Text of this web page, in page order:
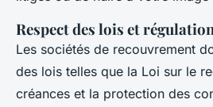
Respect des lois et
Les sociétés de recouvrement
des lois telles que la Loi sur le
créances et la protection des